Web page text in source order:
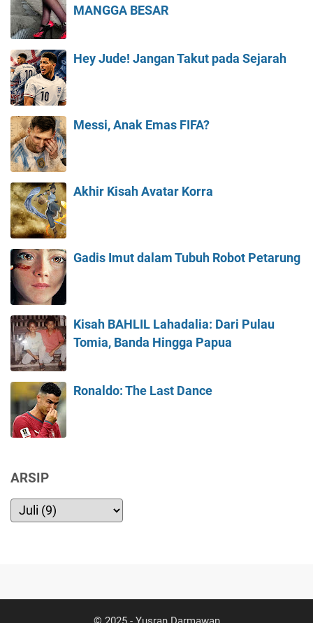
MANGGA BESAR
Hey Jude! Jangan Takut pada Sejarah
Messi, Anak Emas FIFA?
Akhir Kisah Avatar Korra
Gadis Imut dalam Tubuh Robot Petarung
Kisah BAHLIL Lahadalia: Dari Pulau
Tomia, Banda Hingga Papua
Ronaldo: The Last Dance
ARSIP